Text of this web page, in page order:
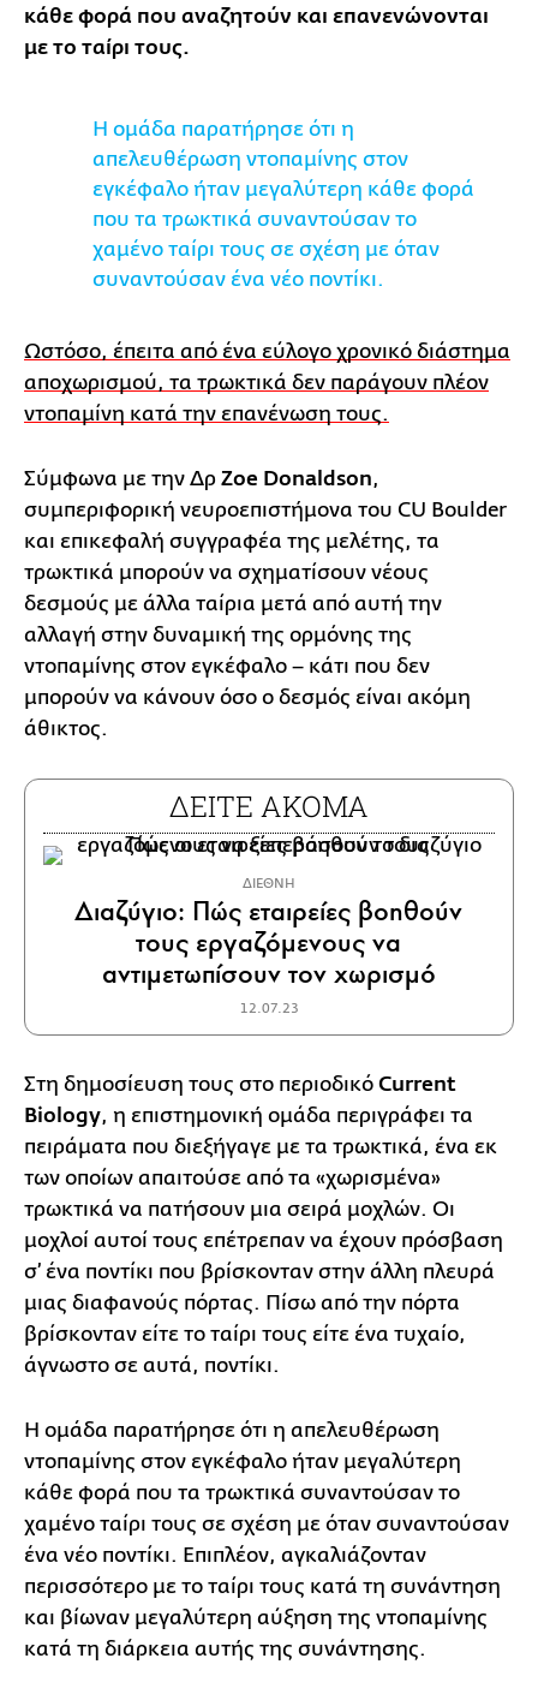
κάθε φορά που αναζητούν και επανενώνονται
με το ταίρι τους.
Η ομάδα παρατήρησε ότι η
απελευθέρωση ντοπαμίνης στον
εγκέφαλο ήταν μεγαλύτερη κάθε φορά
που τα τρωκτικά συναντούσαν το
χαμένο ταίρι τους σε σχέση με όταν
συναντούσαν ένα νέο ποντίκι.
Ωστόσο, έπειτα από ένα εύλογο χρονικό διάστημα
αποχωρισμού, τα τρωκτικά δεν παράγουν πλέον
ντοπαμίνη κατά την επανένωση τους.
Σύμφωνα με την Δρ Zoe Donaldson,
συμπεριφορική νευροεπιστήμονα του CU Boulder
και επικεφαλή συγγραφέα της μελέτης, τα
τρωκτικά μπορούν να σχηματίσουν νέους
δεσμούς με άλλα ταίρια μετά από αυτή την
αλλαγή στην δυναμική της ορμόνης της
ντοπαμίνης στον εγκέφαλο – κάτι που δεν
μπορούν να κάνουν όσο ο δεσμός είναι ακόμη
άθικτος.
ΔΕΙΤΕ ΑΚΟΜΑ
ΔΙΕΘΝΗ
Διαζύγιο: Πώς εταιρείες βοηθούν
τους εργαζόμενους να
αντιμετωπίσουν τον χωρισμό
12.07.23
Στη δημοσίευση τους στο περιοδικό Current
Biology, η επιστημονική ομάδα περιγράφει τα
πειράματα που διεξήγαγε με τα τρωκτικά, ένα εκ
των οποίων απαιτούσε από τα «χωρισμένα»
τρωκτικά να πατήσουν μια σειρά μοχλών. Οι
μοχλοί αυτοί τους επέτρεπαν να έχουν πρόσβαση
σ’ ένα ποντίκι που βρίσκονταν στην άλλη πλευρά
μιας διαφανούς πόρτας. Πίσω από την πόρτα
βρίσκονταν είτε το ταίρι τους είτε ένα τυχαίο,
άγνωστο σε αυτά, ποντίκι.
Η ομάδα παρατήρησε ότι η απελευθέρωση
ντοπαμίνης στον εγκέφαλο ήταν μεγαλύτερη
κάθε φορά που τα τρωκτικά συναντούσαν το
χαμένο ταίρι τους σε σχέση με όταν συναντούσαν
ένα νέο ποντίκι. Επιπλέον, αγκαλιάζονταν
περισσότερο με το ταίρι τους κατά τη συνάντηση
και βίωναν μεγαλύτερη αύξηση της ντοπαμίνης
κατά τη διάρκεια αυτής της συνάντησης.